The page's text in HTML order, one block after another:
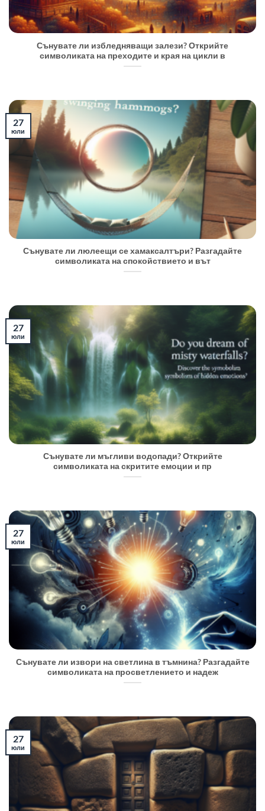
Сънувате ли избледняващи залези? Открийте
символиката на преходите и края на цикли в
Сънувате ли люлеещи се хамаксалтъри? Разгадайте
символиката на спокойствието и вът
27
юли
Сънувате ли мъгливи водопади? Открийте
символиката на скритите емоции и пр
27
юли
Сънувате ли извори на светлина в тъмнина? Разгадайте
символиката на просветлението и надеж
27
юли
27
юли